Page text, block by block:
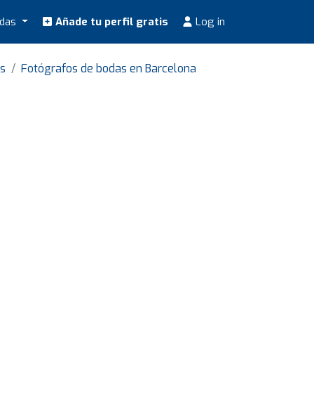
Añade tu perfil gratis Log in
Fotógrafos de bodas en Barcelona